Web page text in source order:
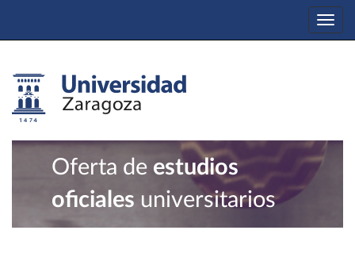
Oferta de estudios
oficiales universitarios